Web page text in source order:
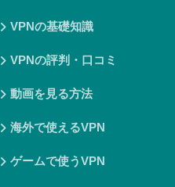
VPNの基礎知識
VPNの評判・口コミ
動画を見る方法
海外で使えるVPN
ゲームで使うVPN